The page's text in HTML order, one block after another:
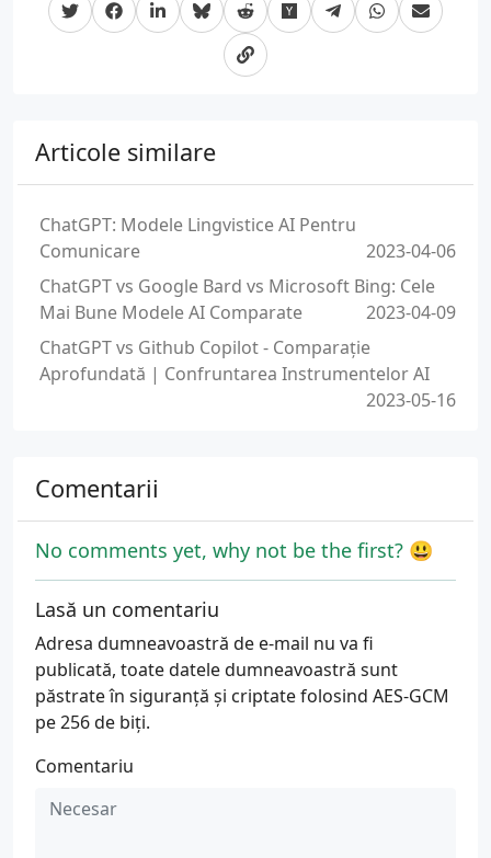
Articole similare
ChatGPT: Modele Lingvistice AI Pentru
Comunicare
2023-04-06
ChatGPT vs Google Bard vs Microsoft Bing: Cele
Mai Bune Modele AI Comparate
2023-04-09
ChatGPT vs Github Copilot - Comparație
Aprofundată | Confruntarea Instrumentelor AI
2023-05-16
Comentarii
No comments yet, why not be the first? 😃
Lasă un comentariu
Adresa dumneavoastră de e-mail nu va fi
publicată, toate datele dumneavoastră sunt
păstrate în siguranță și criptate folosind AES-GCM
pe 256 de biți.
Comentariu